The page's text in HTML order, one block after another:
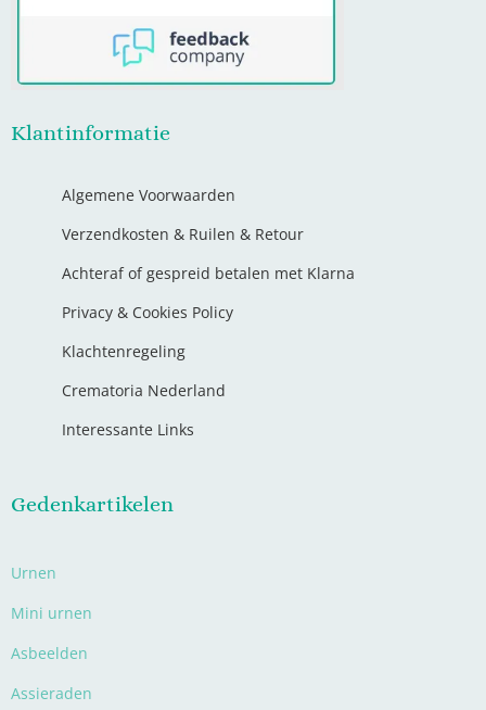
Klantinformatie
Algemene Voorwaarden
Verzendkosten & Ruilen & Retour
Achteraf of gespreid betalen met Klarna
Privacy & Cookies Policy
Klachtenregeling
Crematoria Nederland
Interessante Links
Gedenkartikelen
Urnen
Mini urnen
Asbeelden
Assieraden